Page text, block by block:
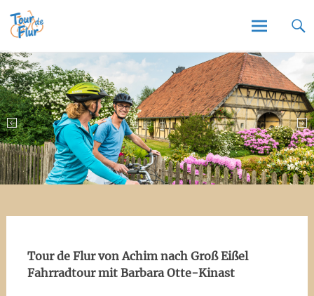
Skip
to
content
Tour de Flur von Achim nach Groß Eißel
Fahrradtour mit Barbara Otte-Kinast